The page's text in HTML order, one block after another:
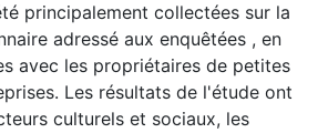
principalement collectées sur la
adressé aux enquêtées , en
avec les propriétaires de petites
Les résultats de l'étude ont
culturels et sociaux, les